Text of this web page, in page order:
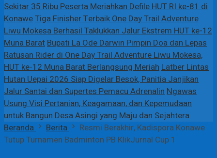
Sekitar 35 Ribu Peserta Meriahkan Defile HUT RI ke-81 di
KonaweTiga Finisher Terbaik One Day Trail Adventure
Liwu Mokesa Berhasil Taklukkan Jalur Ekstrem HUT ke-12
Muna BaratBupati La Ode Darwin Pimpin Doa dan Lepas
Ratusan Rider di One Day Trail Adventure Liwu Mokesa,
HUT ke-12 Muna Barat Berlangsung MeriahLatber Lintas
Hutan Uepai 2026 Siap Digelar Besok, Panitia Janjikan
Jalur Santai dan Supertes Pemacu AdrenalinNgawas
Usung Visi Pertanian, Keagamaan, dan Kepemudaan
untuk Bangun Desa Asingi yang Maju dan Sejahtera
Beranda
Berita
Resmi Berakhir, Kadispora Konawe
Tutup Turnamen Badminton PB KlikJurnal Cup 1